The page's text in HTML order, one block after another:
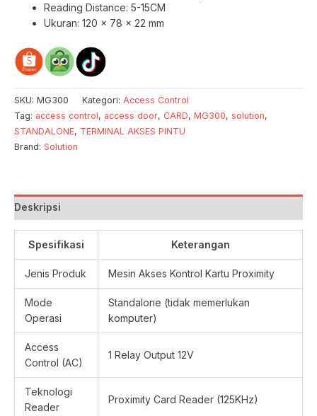
Reading Distance: 5-15CM
Ukuran: 120 x 78 x 22 mm
SKU: MG300 Kategori: Access Control
Tag: access control, access door, CARD, MG300, solution,
STANDALONE, TERMINAL AKSES PINTU
Brand: Solution
Deskripsi
Spesifikasi Keterangan
Jenis Produk Mesin Akses Kontrol Kartu Proximity
Mode
Operasi
Standalone (tidak memerlukan
komputer)
Access
Control (AC)
1 Relay Output 12V
Teknologi
Reader
Proximity Card Reader (125KHz)